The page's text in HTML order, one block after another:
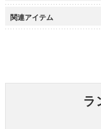
関連アイテム
ラ